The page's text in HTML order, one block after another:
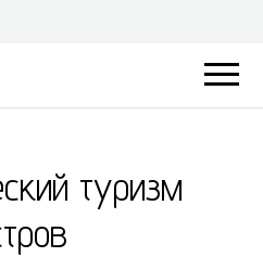
туризм